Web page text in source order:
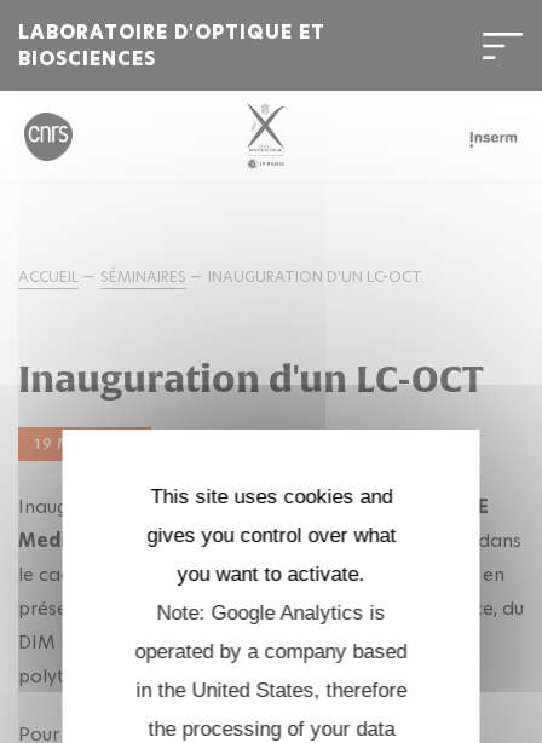
LABORATOIRE D'OPTIQUE ET
BIOSCIENCES
ACCUEIL SÉMINAIRES INAUGURATION D'UN LC-OCT
Inauguration d'un LC-OCT
19 MAI. 2022
Inauguration d'unLC-OCT de la compagnie DAMAE
Medical
dédié à l'étude desobjets du patrimoine
dans
le cadre du projetMicroArt3DleLundi 16 mai 2022 en
présence de représentants de la Région Ile de France, du
DIM Patrimoine et Matériaux Anciens et de l'Ecole
polytechnique.
Pour une présentation du système voirici.
This site uses cookies and
gives you control over what
you want to activate.
Note: Google Analytics is
operated by a company based
in the United States, therefore
the processing of your data